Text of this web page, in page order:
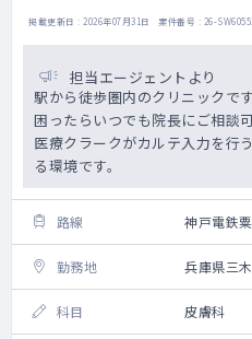
掲載更新日 : 2026年07月31日 案件番号 : 26-
担当エージェントより
駅から徒歩圏内のクリニックです
困ったらいつでも院長にご相談可
医療クラークがカルテ入力を行
る環境です。
路線 神戸電鉄
勤務地 兵庫県三
科目 皮膚科